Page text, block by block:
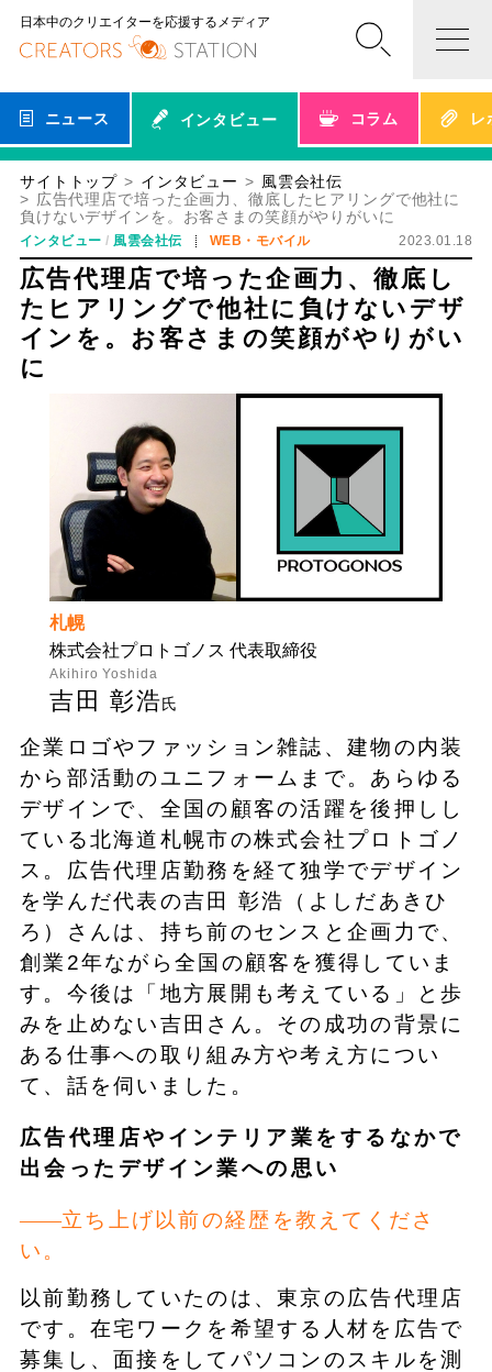
日本中のクリエイターを応援するメディア
ニュース インタビュー コラム レ
サイトトップ インタビュー
風雲会社伝
広告代理店で培った企画力、徹底したヒアリングで他社に
負けないデザインを。お客さまの笑顔がやりがいに
インタビュー 風雲会社伝 WEB・モバイル 2023.01.18
広告代理店で培った企画力、徹底し
たヒアリングで他社に負けないデザ
インを。お客さまの笑顔がやりがい
に
札幌
株式会社プロトゴノス 代表取締役
Akihiro Yoshida
吉田 彰浩氏
企業ロゴやファッション雑誌、建物の内装
から部活動のユニフォームまで。あらゆる
デザインで、全国の顧客の活躍を後押しし
ている北海道札幌市の株式会社プロトゴノ
ス。広告代理店勤務を経て独学でデザイン
を学んだ代表の吉田 彰浩（よしだあきひ
ろ）さんは、持ち前のセンスと企画力で、
創業2年ながら全国の顧客を獲得していま
す。今後は「地方展開も考えている」と歩
みを止めない吉田さん。その成功の背景に
ある仕事への取り組み方や考え方につい
て、話を伺いました。
広告代理店やインテリア業をするなかで
出会ったデザイン業への思い
立ち上げ以前の経歴を教えてくださ
い。
以前勤務していたのは、東京の広告代理店
です。在宅ワークを希望する人材を広告で
募集し、面接をしてパソコンのスキルを測